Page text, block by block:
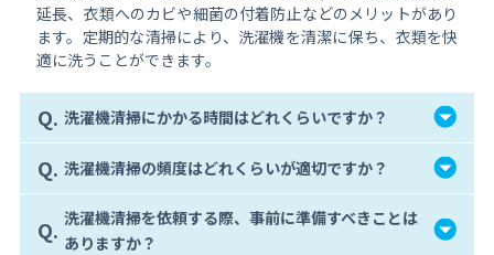
延長、衣類へのカビや細菌の付着防止などのメリットがあり
ます。定期的な清掃により、洗濯機を清潔に保ち、衣類を快
適に洗うことができます。
Q. 洗濯機清掃にかかる時間はどれくらいですか？
Q. 洗濯機清掃の頻度はどれくらいが適切ですか？
Q. 洗濯機清掃を依頼する際、事前に準備すべきことは
ありますか？